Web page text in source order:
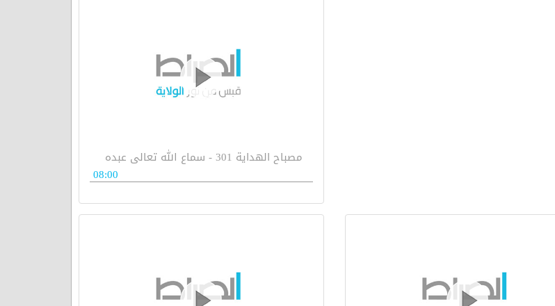
مصباح الهداية 301 - سماع الله تعالى عبده
08:00